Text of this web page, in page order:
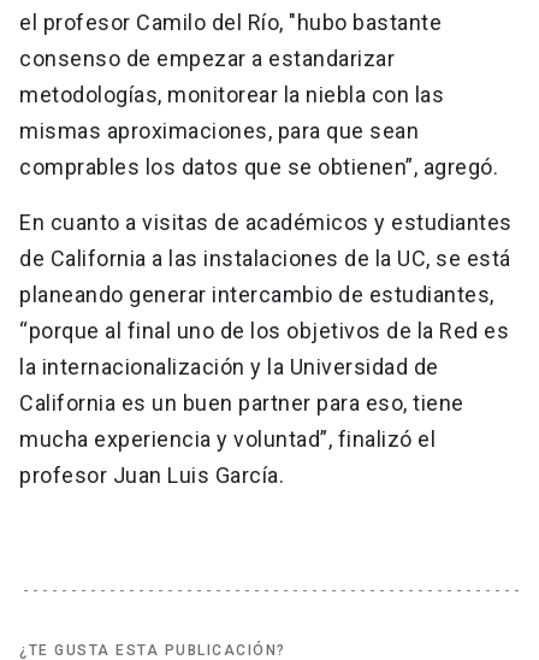
el profesor Camilo del Río, "hubo bastante
consenso de empezar a estandarizar
metodologías, monitorear la niebla con las
mismas aproximaciones, para que sean
comprables los datos que se obtienen”, agregó.
En cuanto a visitas de académicos y estudiantes
de California a las instalaciones de la UC, se está
planeando generar intercambio de estudiantes,
“porque al final uno de los objetivos de la Red es
la internacionalización y la Universidad de
California es un buen partner para eso, tiene
mucha experiencia y voluntad”, finalizó el
profesor Juan Luis García.
¿TE GUSTA ESTA PUBLICACIÓN?